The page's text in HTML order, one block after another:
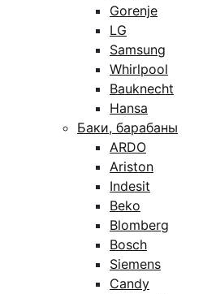
Gorenje
LG
Samsung
Whirlpool
Bauknecht
Hansa
Баки, барабаны
ARDO
Ariston
Indesit
Beko
Blomberg
Bosch
Siemens
Candy